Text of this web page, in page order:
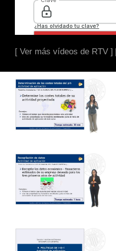
[ Ver más vídeos de RTV ]